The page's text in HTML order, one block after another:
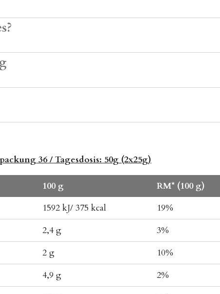
36 / Tagesdosis: 50g (2x25g)
100 g RM* (100 g)
1592 kJ/ 375 kcal 19%
2,4 g 3%
2 g 10%
4,9 g 2%